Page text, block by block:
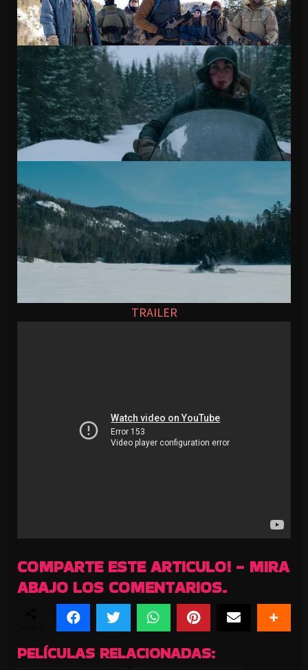
TRAILER
COMPARTE ESTE ARTICULO! - MIRA
ABAJO LOS COMENTARIOS.
PELÍCULAS RELACIONADAS: